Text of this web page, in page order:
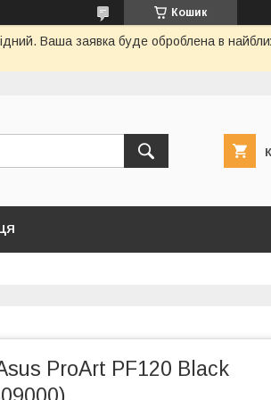
Кошик
Ваша заявка буде оброблена в
ProArt PF120 Black